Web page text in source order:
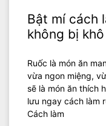
Bật mí cách
không bị khô
Ruốc là món ăn
vừa ngon miệng,
sẽ là món ăn thích
lưu ngay cách làm
Cách làm